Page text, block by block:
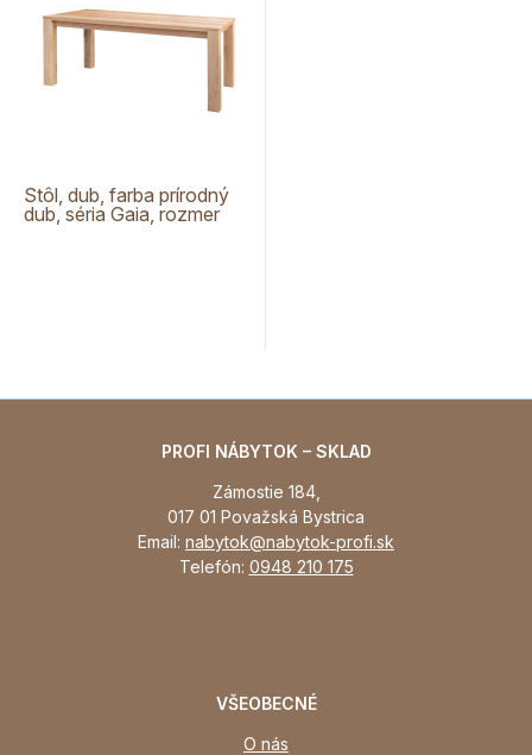
Stôl, dub, farba prírodný
dub, séria Gaia, rozmer
PROFI NÁBYTOK – SKLAD
Zámostie 184,
017 01 Považská Bystrica
Email: nabytok@nabytok-profi.sk
Telefón: 0948 210 175
VŠEOBECNÉ
O nás